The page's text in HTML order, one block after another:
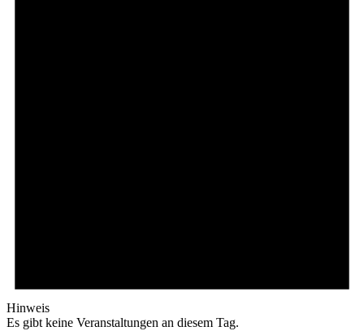
Hinweis
Es gibt keine Veranstaltungen an diesem Tag.